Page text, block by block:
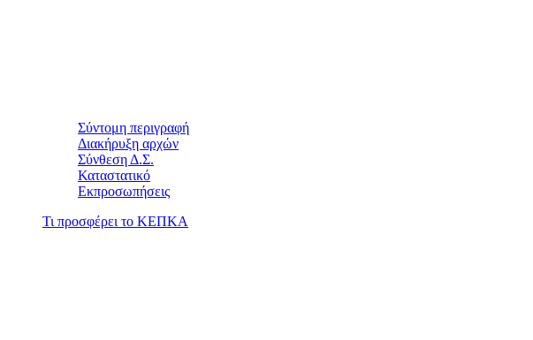
Σύντομη περιγραφή
Διακήρυξη αρχών
Σύνθεση Δ.Σ.
Καταστατικό
Εκπροσωπήσεις
Τι προσφέρει το ΚΕΠΚΑ